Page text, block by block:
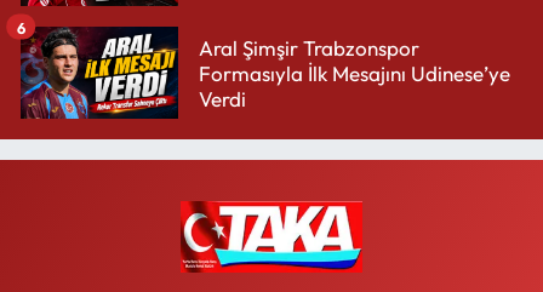
Aral Şimşir Trabzonspor
Formasıyla İlk Mesajını Udinese’ye
Verdi
6